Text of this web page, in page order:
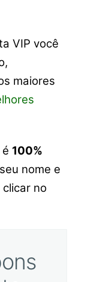
VIP você
maiores
100%
nome e
no